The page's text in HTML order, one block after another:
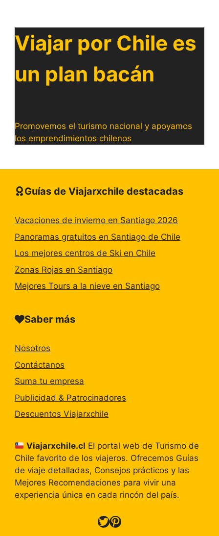
Viajar por Chile es
un plan bacán
Promovemos el turismo nacional y apoyamos
los emprendimientos chilenos
Guías de Viajarxchile destacadas
Vacaciones de invierno en Santiago 2026
Panoramas gratuitos en Santiago de Chile
Los mejores centros de Ski en Chile
Zonas Rojas en Santiago
Mejores Tours a la nieve en Santiago
Saber más
Nosotros
Contáctanos
Suma tu empresa
Publicidad & Patrocinadores
Descuentos Viajarxchile
Viajarxchile.cl El portal web de Turismo de
Chile favorito de los viajeros. Ofrecemos Guías
de viaje detalladas, Consejos prácticos y las
Mejores Recomendaciones para vivir una
experiencia única en cada rincón del país.
Twitter
Pinterest